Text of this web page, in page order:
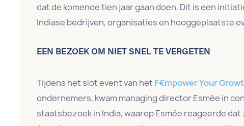
dat de komende tien jaar gaan doen. Dit is een
Indiase bedrijven, organisaties en hooggeplaatste
EEN BEZOEK OM NIET SNEL TE VERGETEN
Tijdens het slot event van het F€mpower Your
ondernemers, kwam managing director Esmée in
staatsbezoek in India, waarop Esmée reageerde dat